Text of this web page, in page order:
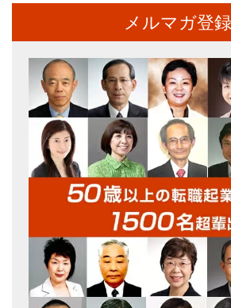
メルマガ登録